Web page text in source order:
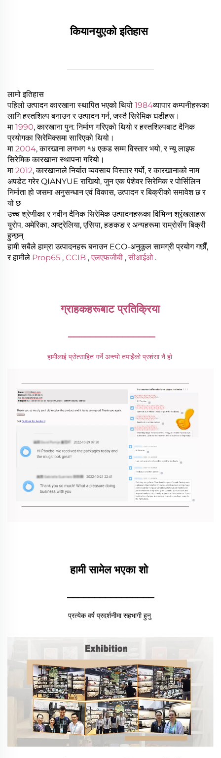
कियानयुएको इतिहास
लामो इतिहास
पहिलो उत्पादन कारखाना स्थापित भएको थियो 1984व्यापार कम्पनीहरूका
लागि हस्तशिल्प बनाउन र उत्पादन गर्न, जस्तै सिरेमिक घडीहरू।
मा 1990, कारखाना पुन: निर्माण गरिएको थियो र हस्तशिल्पबाट दैनिक
प्रयोगका सिरेमिक्समा सारिएको थियो।
मा 2004, कारखाना लगभग १४ एकड सम्म विस्तार भयो, र न्यू लाइफ
सिरेमिक कारखाना स्थापना गरियो।
मा 2012, कारखानाले निर्यात व्यवसाय विस्तार गर्यो, र कारखानाको नाम
अपडेट गरेर QIANYUE राखियो, जुन एक पेशेवर सिरेमिक र पोर्सिलिन
निर्माता हो जसमा अनुसन्धान एवं विकास, उत्पादन र बिक्रीको समावेश छ र
यो छ
उच्च श्रेणीका र नवीन दैनिक सिरेमिक उत्पादनहरूका विभिन्न श्रृंखलाहरू
युरोप, अमेरिका, अष्ट्रेलिया, एसिया, हङकङ र अन्यहरूमा राम्रोसँग बिक्री
हुन्छन्
हामी सबैले हाम्रा उत्पादनहरू बनाउन ECO-अनुकूल सामग्री प्रयोग गर्छौं,
र हामीले Prop65 , CCIB , एलएफजीबी , सीआईओ .
ग्राहकहरूबाट प्रतिक्रिया
________________
हामीलाई प्रोत्साहित गर्ने अन्त्यो तपाईंको प्रशंसा नै हो
हामी सामेल भएका शो
________________
प्रत्येक वर्ष प्रदर्शनीमा सहभागी हुनु